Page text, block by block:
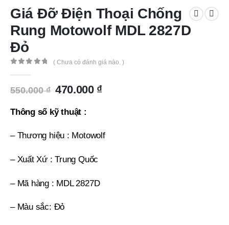
Giá Đỡ Điện Thoại Chống
Rung Motowolf MDL 2827D
Đỏ
( Chưa có đánh giá nào. )
550.000₫ Giá
là:
470.000 ₫Giá
470.000 ₫.
Thông số kỹ thuật :
– Thương hiệu : Motowolf
– Xuất Xứ : Trung Quốc
– Mã hàng : MDL 2827D
– Màu sắc: Đỏ